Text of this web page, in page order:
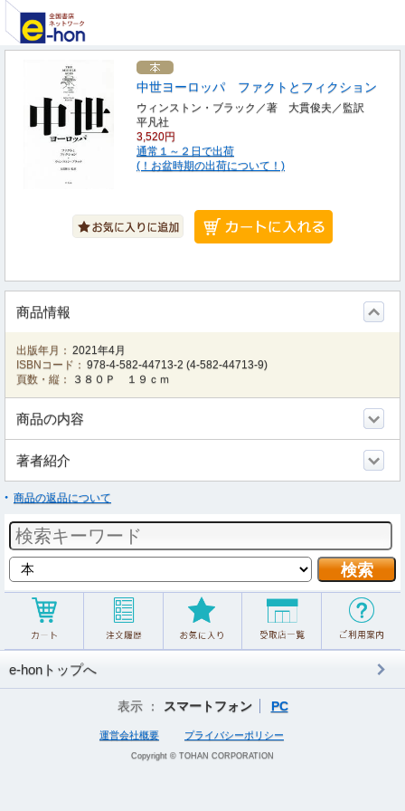
中世ヨーロッパ ファクトとフィクション
ウィンストン・ブラック／著 大貫俊夫／監訳
平凡社
3,520円
通常１～２日で出荷
(！お盆時期の出荷について！)
商品情報
出版年月： 2021年4月
ISBNコード： 978-4-582-44713-2 (4-582-44713-9)
頁数・縦：
３８０Ｐ １９ｃｍ
商品の内容
著者紹介
商品の返品について
e-honトップへ
表示 ： スマートフォン PC
運営会社概要 プライバシーポリシー
Copyright © TOHAN CORPORATION